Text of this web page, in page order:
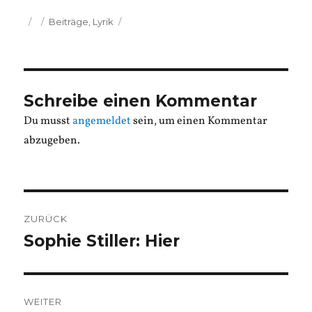
Veröffentlicht
Kategorien
Beiträge Lyrik
Schreibe einen Kommentar
Du musstangemeldetsein, um einen Kommentar
abzugeben.
ZURÜCK
Vorheriger
Sophie Stiller: Hier
WEITER